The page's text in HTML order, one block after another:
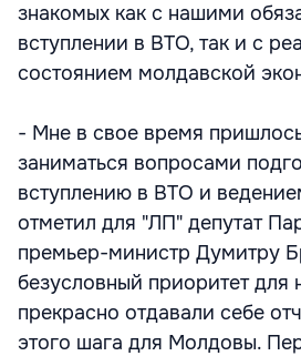
знакомых как с нашими
вступлении в ВТО, так и с
состоянием молдавской
- Мне в свое время
заниматься вопросами
вступлению в ВТО и
отметил для "ЛП" депутат
премьер-министр Думитру
безусловный приоритет для
прекрасно отдавали себе
этого шага для Молдовы.